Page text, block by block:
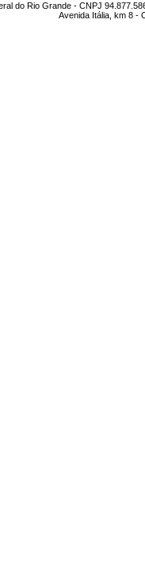
do Rio Grande - CNPJ
Avenida Itália, km 8 -